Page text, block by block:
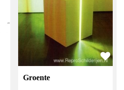
Groente